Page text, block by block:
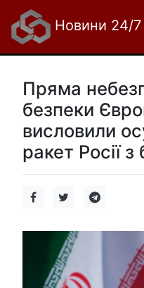
Новини 24/7
Пряма
безпеки
висловили
ракет Росії з